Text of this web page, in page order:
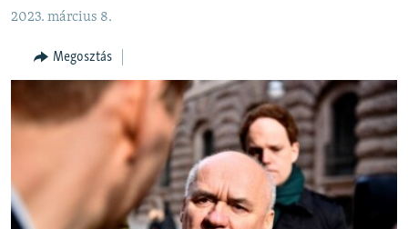
NER15
SZABADON
TÁRSADALOM
DEMOKRÁCIA
A PÉNZ NYOMÁBAN
EURÓPAI UNIÓ
VILÁG
2023. március 8.
Megosztás